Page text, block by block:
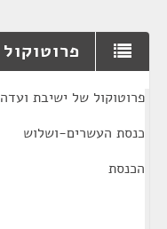
פרוטוקול
פרוטוקול של ישיבת ועדה
כנסת העשרים-ושלוש
הכנסת